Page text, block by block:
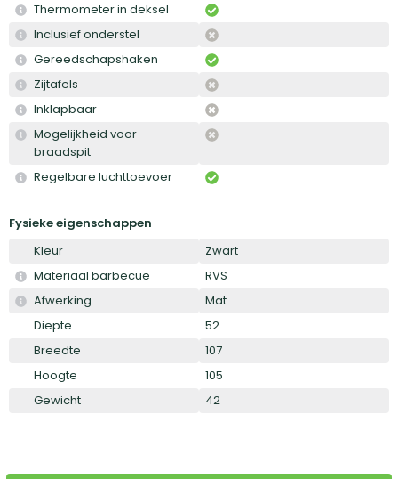
Thermometer in deksel
Inclusief onderstel
Gereedschapshaken
Zijtafels
Inklapbaar
Mogelijkheid voor
braadspit
Regelbare luchttoevoer
Fysieke eigenschappen
Kleur
Zwart
Materiaal barbecue
RVS
Afwerking
Mat
Diepte
52
Breedte
107
Hoogte
105
Gewicht
42